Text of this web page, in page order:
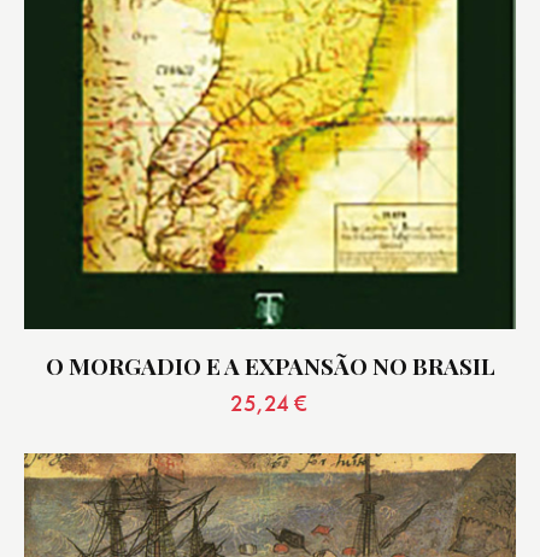
O MORGADIO E A EXPANSÃO NO BRASIL
25,24 €